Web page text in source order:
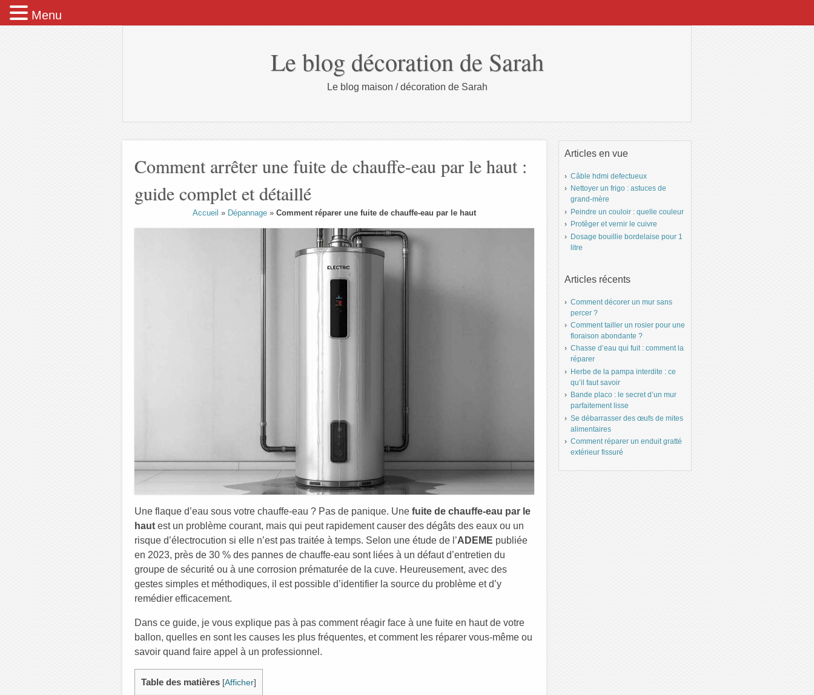
Le blog décoration de Sarah
Le blog maison / décoration de Sarah
Comment arrêter une fuite de chauffe-eau par le haut :
guide complet et détaillé
Accueil » Dépannage » Comment réparer une fuite de chauffe-eau par le haut
Une flaque d’eau sous votre chauffe-eau ? Pas de panique. Une fuite de chauffe-eau par le
haut est un problème courant, mais qui peut rapidement causer des dégâts des eaux ou un
risque d’électrocution si elle n’est pas traitée à temps. Selon une étude de l’ADEME publiée
en 2023, près de 30 % des pannes de chauffe-eau sont liées à un défaut d’entretien du
groupe de sécurité ou à une corrosion prématurée de la cuve. Heureusement, avec des
gestes simples et méthodiques, il est possible d’identifier la source du problème et d’y
remédier efficacement.
Dans ce guide, je vous explique pas à pas comment réagir face à une fuite en haut de votre
ballon, quelles en sont les causes les plus fréquentes, et comment les réparer vous-même ou
savoir quand faire appel à un professionnel.
Table des matières [Afficher]
Articles en vue
Câble hdmi defectueux
Nettoyer un frigo : astuces de
grand-mère
Peindre un couloir : quelle couleur
Protêger et vernir le cuivre
Dosage bouillie bordelaise pour 1
litre
Articles récents
Comment décorer un mur sans
percer ?
Comment tailler un rosier pour une
floraison abondante ?
Chasse d’eau qui fuit : comment la
réparer
Herbe de la pampa interdite : ce
qu’il faut savoir
Bande placo : le secret d’un mur
parfaitement lisse
Se débarrasser des œufs de mites
alimentaires
Comment réparer un enduit gratté
extérieur fissuré
Menu